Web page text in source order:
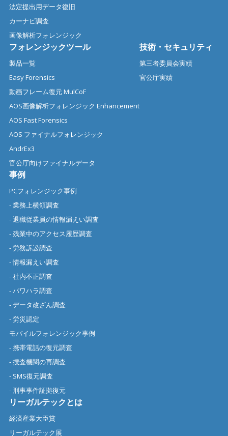
法定提出用データ復旧
カーナビ調査
画像解析フォレンジック
フォレンジックツール
製品一覧
Easy Forensics
動画フレーム復元 MulCoF
AOS画像解析フォレンジック Enhancement
AOS Fast Forensics
AOS ファイナルフォレンジック
AndrEx3
官公庁向けファイナルデータ
技術・セキュリティ
第三者委員会実績
官公庁実績
事例
PCフォレンジック事例
- 業務上横領調査
- 退職従業員の情報漏えい調査
- 残業中のアクセス履歴調査
- 労務訴訟調査
- 情報漏えい調査
- 社内不正調査
- パワハラ調査
- データ改ざん調査
- 労災認定
モバイルフォレンジック事例
- 携帯電話の復元調査
- 捜査機関の再調査
- SMS復元調査
- 刑事事件証拠復元
リーガルテックとは
経済産業大臣賞
リーガルテック展